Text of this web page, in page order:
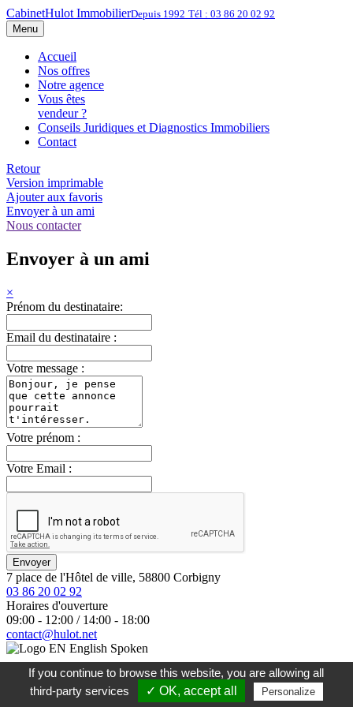
CabinetHulot ImmobilierDepuis 1992 Tél : 03 86 20 02 92
Menu
Accueil
Nos offres
Notre agence
Vous êtes
vendeur ?
Conseils Juridiques et Diagnostics Immobiliers
Contact
Retour
Version imprimable
Ajouter aux favoris
Envoyer à un ami
Nous contacter
Envoyer à un ami
×
Prénom du destinataire:
Email du destinataire :
Votre message :
Votre prénom :
Votre Email :
Envoyer
7 place de l'Hôtel de ville, 58800 Corbigny
03 86 20 02 92
Horaires d'ouverture
09:00 - 12:00 / 14:00 - 18:00
contact@hulot.net
English Spoken
Mentions légales- Réalisation Direct@Web
If you continue to browse this website, you are allowing all
third-party services
✓ OK, accept all Personalize